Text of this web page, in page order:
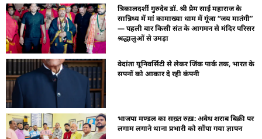
त्रिकालदर्शी गुरुदेव डॉ. श्री प्रेम साईं महाराज के
सान्निध्य में मां कामाख्या धाम में गूंजा “जय मातंगी”
— पहली बार किसी संत के आगमन से मंदिर परिसर
श्रद्धालुओं से उमड़ा
वेदांता यूनिवर्सिटी से लेकर जिंक पार्क तक, भारत के
सपनों को आकार दे रही कंपनी
भाजपा मण्डल का सख़्त रुख़: अवैध शराब बिक्री पर
लगाम लगाने थाना प्रभारी को सौंपा गया ज्ञापन